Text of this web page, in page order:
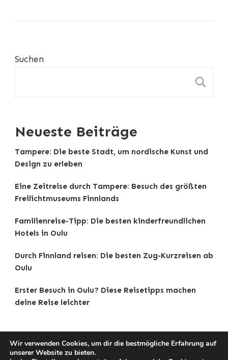
Suchen
Neueste Beiträge
Tampere: Die beste Stadt, um nordische Kunst und
Design zu erleben
Eine Zeitreise durch Tampere: Besuch des größten
Freilichtmuseums Finnlands
Familienreise-Tipp: Die besten kinderfreundlichen
Hotels in Oulu
Durch Finnland reisen: Die besten Zug-Kurzreisen ab
Oulu
Erster Besuch in Oulu? Diese Reisetipps machen
deine Reise leichter
Copyright © 2025 Reisetipps . |
Wir verwenden Cookies, um dir die bestmögliche Erfahrung auf
unserer Website zu bieten.